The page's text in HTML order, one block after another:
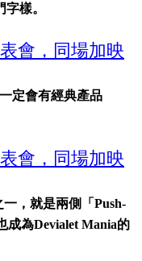
樣。
定會有經典產品
，就是兩側「Push-
成為Devialet Mania的